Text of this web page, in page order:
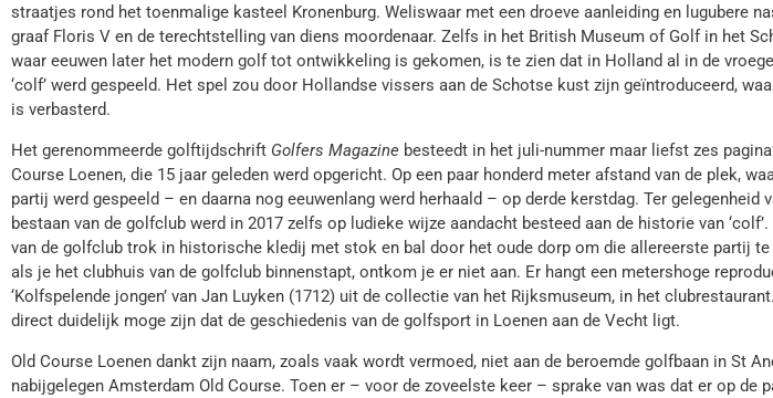
straatjes rond het toenmalige kasteel Kronenburg. Weliswaar met een droeve aanleiding en lugubere
graaf Floris V en de terechtstelling van diens moordenaar. Zelfs in het British Museum of Golf in het
waar eeuwen later het modern golf tot ontwikkeling is ge­komen, is te zien dat in Holland al in de
‘colf’ werd gespeeld. Het spel zou door Hollandse vissers aan de Schotse kust zijn geïntro­duceerd, waar
is verbasterd.
Het gerenommeerde golftijdschrift Golfers Magazine besteedt in het juli-nummer maar liefst zes
Course Loenen, die 15 jaar geleden werd opgericht. Op een paar honderd meter afstand van de plek,
partij werd gespeeld – en daarna nog eeuwenlang werd herhaald – op derde kerstdag. Ter gelegenheid
bestaan van de golfclub werd in 2017 zelfs op ludieke wijze aandacht besteed aan de historie van
van de golfclub trok in historische kledij met stok en bal door het oude dorp om die allereerste partij te
als je het clubhuis van de golfclub binnenstapt, ontkom je er niet aan. Er hangt een metershoge
‘Kolfspelende jongen’ van Jan Luyken (1712) uit de collectie van het Rijksmuseum, in het
direct duidelijk moge zijn dat de geschiedenis van de golfsport in Loenen aan de Vecht ligt.
Old Course Loenen dankt zijn naam, zoals vaak wordt vermoed, niet aan de beroemde golfbaan in St
nabijgelegen Amsterdam Old Course. Toen er – voor de zoveelste keer – sprake van was dat er op de